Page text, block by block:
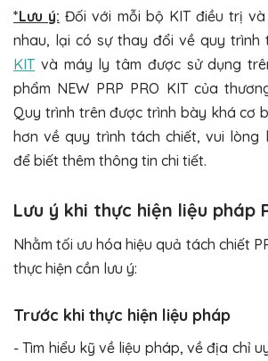
*Lưu ý: Đối với mỗi bộ KIT điều trị
nhau, lại có sự thay đổi về quy trình
KITvà máy ly tâm được sử dụng
phẩm NEW PRP PRO KIT của
Quy trình trên được trình bày khá cơ
hơn về quy trình tách chiết, vui lòng
để biết thêm thông tin chi tiết.
Lưu ý khi thực hiện liệu pháp
Nhằm tối ưu hóa hiệu quả tách chiết
thực hiện cần lưu ý:
Trước khi thực hiện liệu pháp
- Tìm hiểu kỹ về liệu pháp, về địa chỉ